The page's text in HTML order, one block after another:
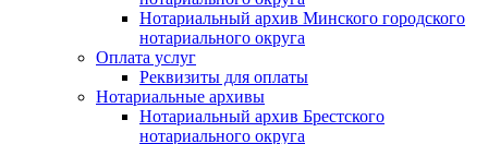
Нотариальный архив Минского городского
нотариального округа
Оплата услуг
Реквизиты для оплаты
Нотариальные архивы
Нотариальный архив Брестского
нотариального округа